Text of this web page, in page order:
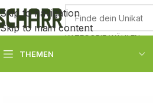
Skip to navigation
Skip to main content
KATEGORIE WÄHLEN
THEMEN